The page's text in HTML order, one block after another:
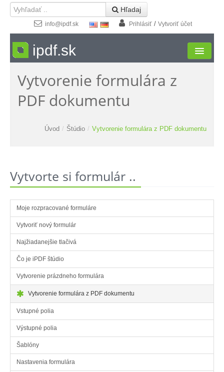
 Hľadaj
info@ipdf.sk Prihlásiť/ Vytvoriť účet
ipdf.sk
Formuláre
Moja zóna
Vytvorenie formulára z
PDF dokumentu
Úvod / Štúdio / Vytvorenie formulára z PDF dokumentu
Vytvorte si formulár ..
Moje rozpracované formuláre
Vytvoriť nový formulár
Najžiadanejšie tlačivá
Čo je iPDF štúdio
Vytvorenie prázdneho formulára
Vytvorenie formulára z PDF dokumentu
Vstupné polia
Výstupné polia
Šablóny
Nastavenia formulára